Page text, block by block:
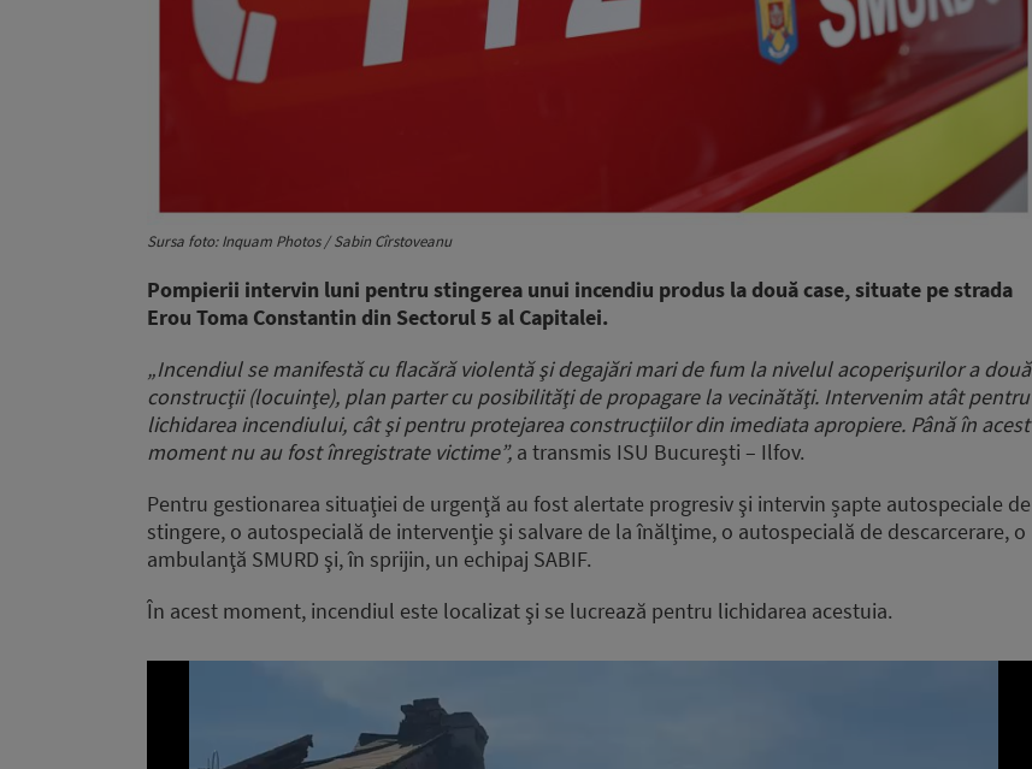
Sursa foto: Inquam Photos / Sabin Cîrstoveanu
Pompierii intervin luni pentru stingerea unui incendiu produs la două case, situate pe strada
Erou Toma Constantin din Sectorul 5 al Capitalei.
„Incendiul se manifestă cu flacără violentă şi degajări mari de fum la nivelul acoperişurilor a două
construcţii (locuinţe), plan parter cu posibilităţi de propagare la vecinătăţi. Intervenim atât pentru
lichidarea incendiului, cât şi pentru protejarea construcţiilor din imediata apropiere. Până în acest
moment nu au fost înregistrate victime”, a transmis ISU Bucureşti – Ilfov.
Pentru gestionarea situaţiei de urgenţă au fost alertate progresiv şi intervin șapte autospeciale de
stingere, o autospecială de intervenţie şi salvare de la înălţime, o autospecială de descarcerare, o
ambulanţă SMURD şi, în sprijin, un echipaj SABIF.
În acest moment, incendiul este localizat şi se lucrează pentru lichidarea acestuia.